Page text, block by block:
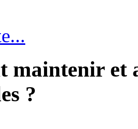
maintenir et
?